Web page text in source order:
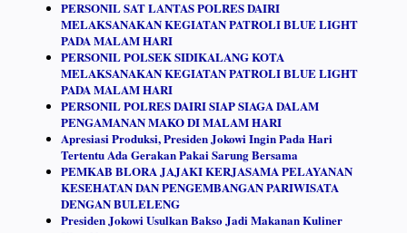
PERSONIL SAT LANTAS POLRES DAIRI
MELAKSANAKAN KEGIATAN PATROLI BLUE LIGHT
PADA MALAM HARI
PERSONIL POLSEK SIDIKALANG KOTA
MELAKSANAKAN KEGIATAN PATROLI BLUE LIGHT
PADA MALAM HARI
PERSONIL POLRES DAIRI SIAP SIAGA DALAM
PENGAMANAN MAKO DI MALAM HARI
Apresiasi Produksi, Presiden Jokowi Ingin Pada Hari
Tertentu Ada Gerakan Pakai Sarung Bersama
PEMKAB BLORA JAJAKI KERJASAMA PELAYANAN
KESEHATAN DAN PENGEMBANGAN PARIWISATA
DENGAN BULELENG
Presiden Jokowi Usulkan Bakso Jadi Makanan Kuliner